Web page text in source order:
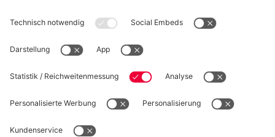
Weitere Kategorien
Folge uns